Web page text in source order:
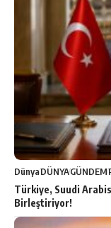
DünyaDÜNYAGÜNDEM
Türkiye, Suudi
Birleştiriyor!